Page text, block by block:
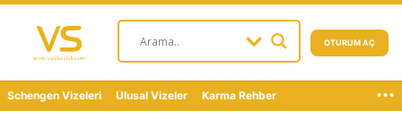
OTURUM AÇ
Schengen Vizeleri Ulusal Vizeler Karma Rehber ...